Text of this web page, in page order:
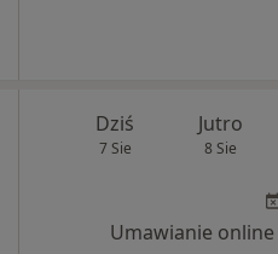
Dziś
7 Sie
Jutro
8 Sie
Umawianie